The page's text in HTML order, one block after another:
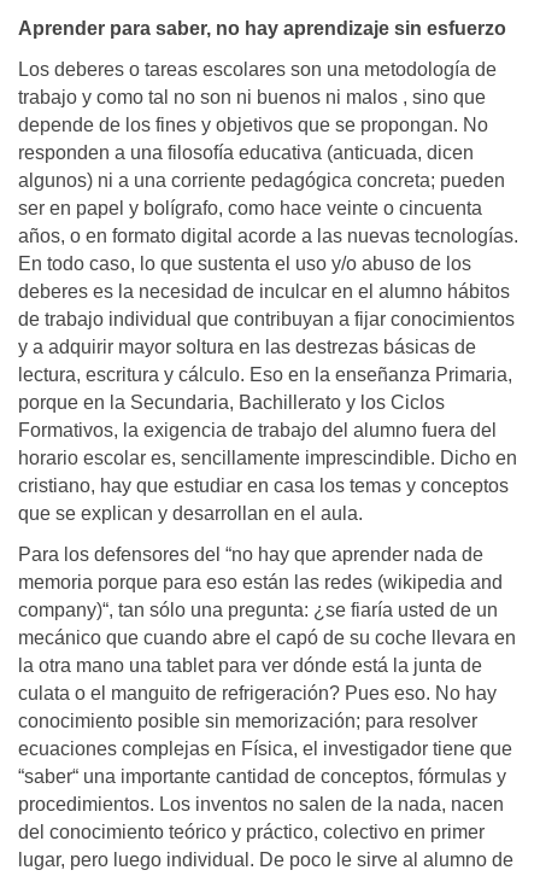
Aprender para saber, no hay aprendizaje sin esfuerzo
Los deberes o tareas escolares son una metodologí­a de
trabajo y como tal no son ni buenos ni malos , sino que
depende de los fines y objetivos que se propongan. No
responden a una filosofí­a educativa (anticuada, dicen
algunos) ni a una corriente pedagógica concreta; pueden
ser en papel y bolí­grafo, como hace veinte o cincuenta
años, o en formato digital acorde a las nuevas tecnologí­as.
En todo caso, lo que sustenta el uso y/o abuso de los
deberes es la necesidad de inculcar en el alumno hábitos
de trabajo individual que contribuyan a fijar conocimientos
y a adquirir mayor soltura en las destrezas básicas de
lectura, escritura y cálculo. Eso en la enseñanza Primaria,
porque en la Secundaria, Bachillerato y los Ciclos
Formativos, la exigencia de trabajo del alumno fuera del
horario escolar es, sencillamente imprescindible. Dicho en
cristiano, hay que estudiar en casa los temas y conceptos
que se explican y desarrollan en el aula.
Para los defensores del “no hay que aprender nada de
memoria porque para eso están las redes (wikipedia and
company)“, tan sólo una pregunta: ¿se fiaría usted de un
mecánico que cuando abre el capó de su coche llevara en
la otra mano una tablet para ver dónde está la junta de
culata o el manguito de refrigeración? Pues eso. No hay
conocimiento posible sin memorización; para resolver
ecuaciones complejas en Física, el investigador tiene que
“saber“ una importante cantidad de conceptos, fórmulas y
procedimientos. Los inventos no salen de la nada, nacen
del conocimiento teórico y práctico, colectivo en primer
lugar, pero luego individual. De poco le sirve al alumno de